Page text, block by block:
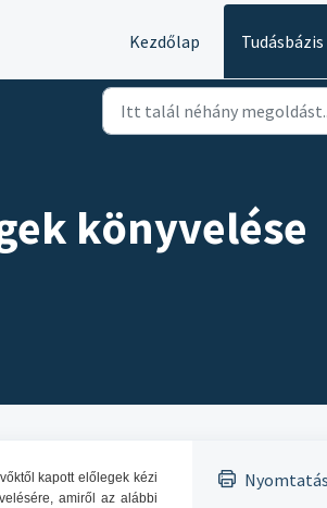
Kezdőlap Tudásbázis
könyvelése
kapott előlegek kézi
amiről az alábbi
Nyomtatás